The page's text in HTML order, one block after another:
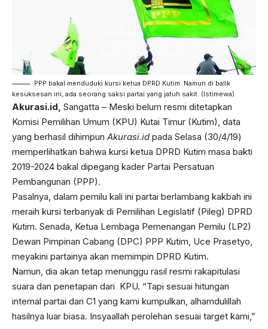
PPP bakal menduduki kursi ketua DPRD Kutim. Namun di balik
kesuksesan ini, ada seorang saksi partai yang jatuh sakit. (Istimewa)
Akurasi.id, Sangatta – Meski belum resmi ditetapkan
Komisi Pemilihan Umum (KPU) Kutai Timur (Kutim), data
yang berhasil dihimpun Akurasi.id pada Selasa (30/4/19)
memperlihatkan bahwa kursi ketua DPRD Kutim masa bakti
2019-2024 bakal dipegang kader Partai Persatuan
Pembangunan (PPP).
Pasalnya, dalam pemilu kali ini partai berlambang kakbah ini
meraih kursi terbanyak di Pemilihan Legislatif (Pileg) DPRD
Kutim. Senada, Ketua Lembaga Pemenangan Pemilu (LP2)
Dewan Pimpinan Cabang (DPC) PPP Kutim, Uce Prasetyo,
meyakini partainya akan memimpin DPRD Kutim.
Namun, dia akan tetap menunggu rasil resmi rakapitulasi
suara dan penetapan dari KPU. “Tapi sesuai hitungan
internal partai dari C1 yang kami kumpulkan, alhamdulillah
hasilnya luar biasa. Insyaallah perolehan sesuai target kami,”